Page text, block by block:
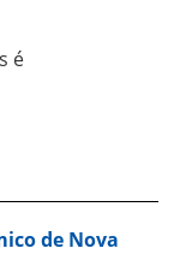
é
de Nova